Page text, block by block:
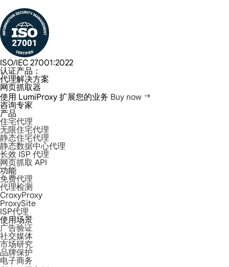
ISO/IEC 27001:2022
认证产品：
代理解决方案
网页抓取器
使用 LumiProxy 扩展您的业务 Buy now
咨询专家
产品
住宅代理
无限住宅代理
静态住宅代理
静态数据中心代理
长效 ISP 代理
网页抓取 API
功能
免费代理
代理检测
CroxyProxy
ProxySite
ISP代理
使用场景
广告验证
社交媒体
市场研究
品牌保护
电子商务